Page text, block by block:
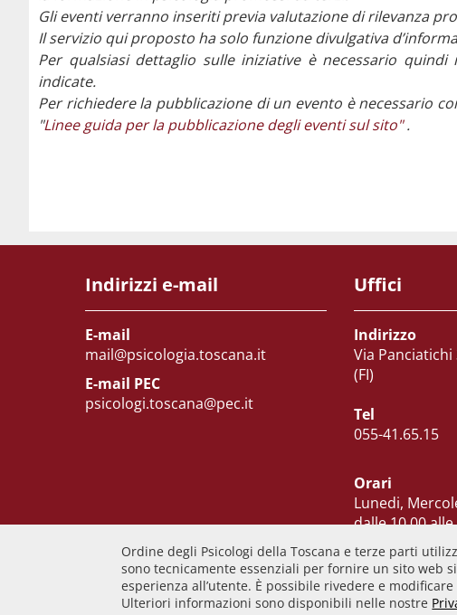
Gli eventi verranno inseriti previa valutazione di rilevanza
Il servizio qui proposto ha solo funzione divulgativa
Per qualsiasi dettaglio sulle iniziative è necessario
indicate.
Per richiedere la pubblicazione di un evento è necessario
"Linee guida per la pubblicazione degli eventi sul sito".
Indirizzi e-mail
E-mail
mail@psicologia.toscana.it
E-mail PEC
psicologi.toscana@pec.it
Uffici
Indirizzo
Via Panciatichi
(FI)
Tel
055-41.65.15
Orari
Lunedi,
dalle 10.00 alle
Martedi dalle
Venerdì
Ordine degli Psicologi della Toscana e terze parti
sono tecnicamente essenziali per fornire un sito web
esperienza all’utente. È possibile rivedere e
Ulteriori informazioni sono disponibili nelle nostre